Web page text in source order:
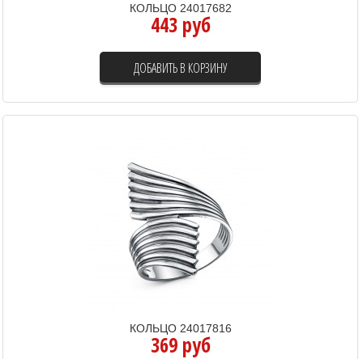
КОЛЬЦО 24017682
443 руб
ДОБАВИТЬ В КОРЗИНУ
КОЛЬЦО 24017816
369 руб